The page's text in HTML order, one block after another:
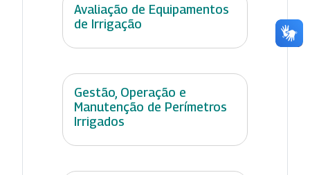
Avaliação de Equipamentos
de Irrigação
Gestão, Operação e
Manutenção de Perímetros
Irrigados